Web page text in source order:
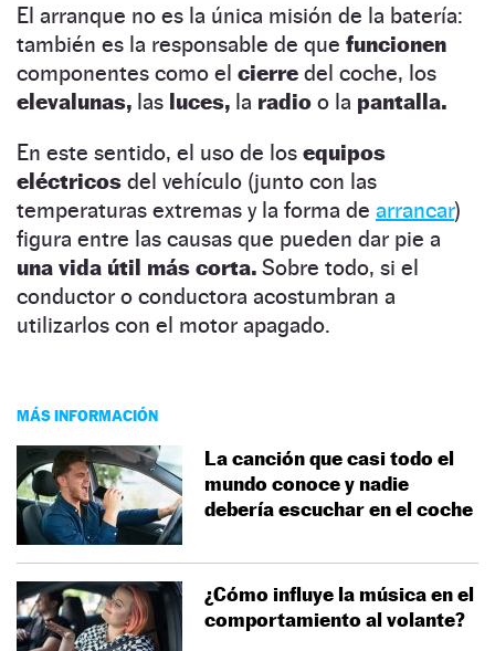
El arranque no es la única misión de la batería:
también es la responsable de que funcionen
componentes como el cierre del coche, los
elevalunas, las luces, la radio o la pantalla.
En este sentido, el uso de los equipos
eléctricos del vehículo (junto con las
temperaturas extremas y la forma de arrancar)
figura entre las causas que pueden dar pie a
una vida útil más corta. Sobre todo, si el
conductor o conductora acostumbran a
utilizarlos con el motor apagado.
MÁS INFORMACIÓN
La canción que casi todo el
mundo conoce y nadie
debería escuchar en el coche
¿Cómo influye la música en el
comportamiento al volante?